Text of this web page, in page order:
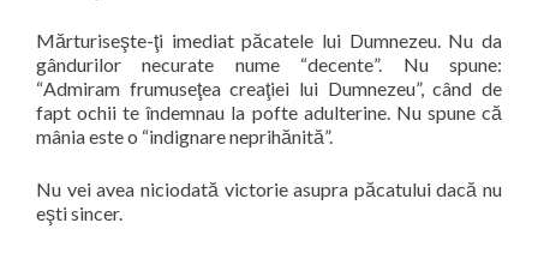
Mărturiseşte-ţi imediat păcatele lui Dumnezeu. Nu da
gândurilor necurate nume “decente”. Nu spune:
“Admiram frumuseţea creaţiei lui Dumnezeu”, când de
fapt ochii te îndemnau la pofte adulterine. Nu spune că
mânia este o “indignare neprihănită”.
Nu vei avea niciodată victorie asupra păcatului dacă nu
eşti sincer.